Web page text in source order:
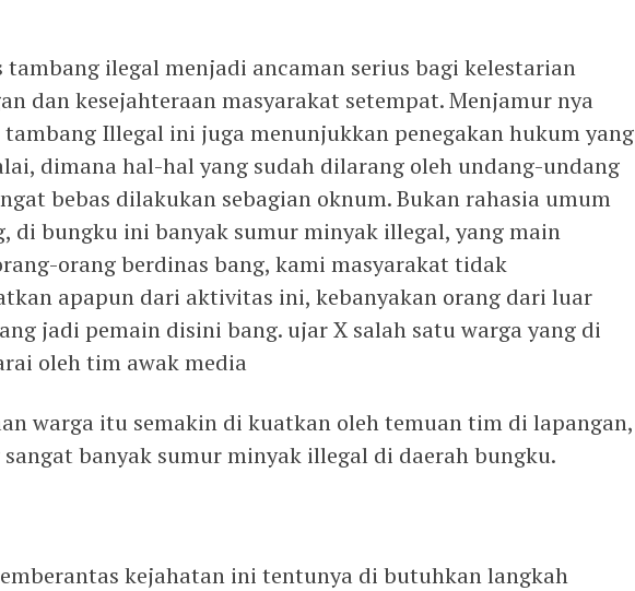
ilegal menjadi ancaman serius bagi kelestarian
dan kesejahteraan masyarakat setempat. Menjamur nya
Illegal ini juga menunjukkan penegakan hukum yang
dimana hal-hal yang sudah dilarang oleh undang-undang
bebas dilakukan sebagian oknum. Bukan rahasia umum
di bungku ini banyak sumur minyak illegal, yang main
orang berdinas bang, kami masyarakat tidak
apapun dari aktivitas ini, kebanyakan orang dari luar
jadi pemain disini bang. ujar X salah satu warga yang di
oleh tim awak media
warga itu semakin di kuatkan oleh temuan tim di lapangan,
sangat banyak sumur minyak illegal di daerah bungku.
kejahatan ini tentunya di butuhkan langkah